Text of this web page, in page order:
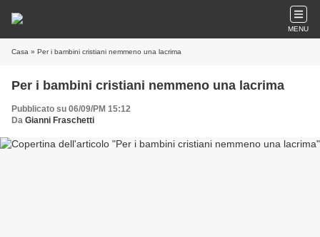
MENU
Casa » Per i bambini cristiani nemmeno una lacrima
Per i bambini cristiani nemmeno una lacrima
Pubblicato su 06/09/PM 15:12
Da Gianni Fraschetti